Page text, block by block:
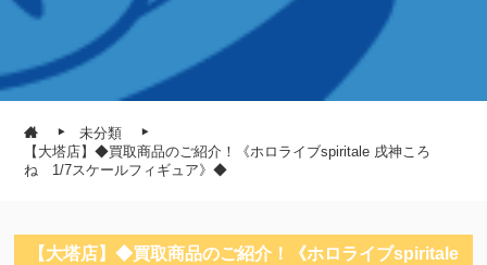
未分類
【大塔店】◆買取商品のご紹介！《ホロライブspiritale 戌神ころ
ね 1/7スケールフィギュア》◆
【大塔店】◆買取商品のご紹介！《ホロライブspiritale